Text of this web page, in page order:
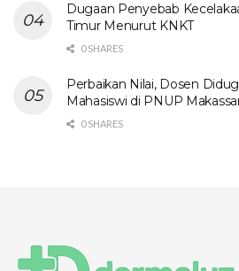
Dugaan Penyebab
Timur Menurut KNKT
0 SHARES
Perbaikan Nilai, Dosen
Mahasiswi di PNUP
0 SHARES